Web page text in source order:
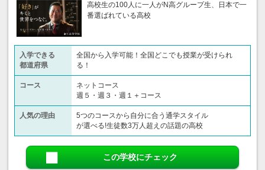
高校生の100人に一人がN高グループ生、日本で一
番選ばれている高校
入学できる
都道府県
全国から入学可能！全国どこでも授業が受けられ
る！
コース
ネットコース
週５・週３・週１＋コース
人気の理由
5つのコースから自分に合う通学スタイル
が選べる!生徒数3万人超えの話題の高校
この学校にチェック